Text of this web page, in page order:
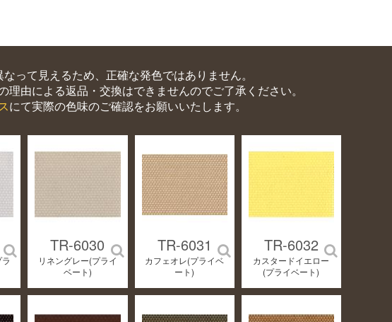
って見えるため、正確な発色ではありません。
理由による返品・交換はできませんのでご了承ください。
にて実際の色味のご確認をお願いいたします。
TR-6030
リネングレー(プライ
ベート)
TR-6031
カフェオレ(プライベ
ート)
TR-6032
カスタードイエロー
(プライベート)